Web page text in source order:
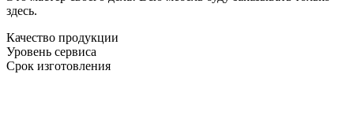
здесь.
Качество продукции
Уровень сервиса
Срок изготовления